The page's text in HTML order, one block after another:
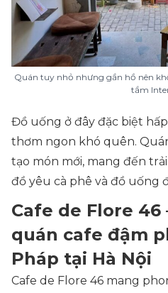
Quán tuy nhỏ nhưng gần hồ nên
tầm
Đồ uống ở đây đặc biệt
thơm ngon khó quên.
tạo món mới, mang đến
đồ yêu cà phê và đồ uống
Cafe de Flore 46
quán cafe đậm
Pháp tại Hà Nội
Cafe de Flore 46 mang